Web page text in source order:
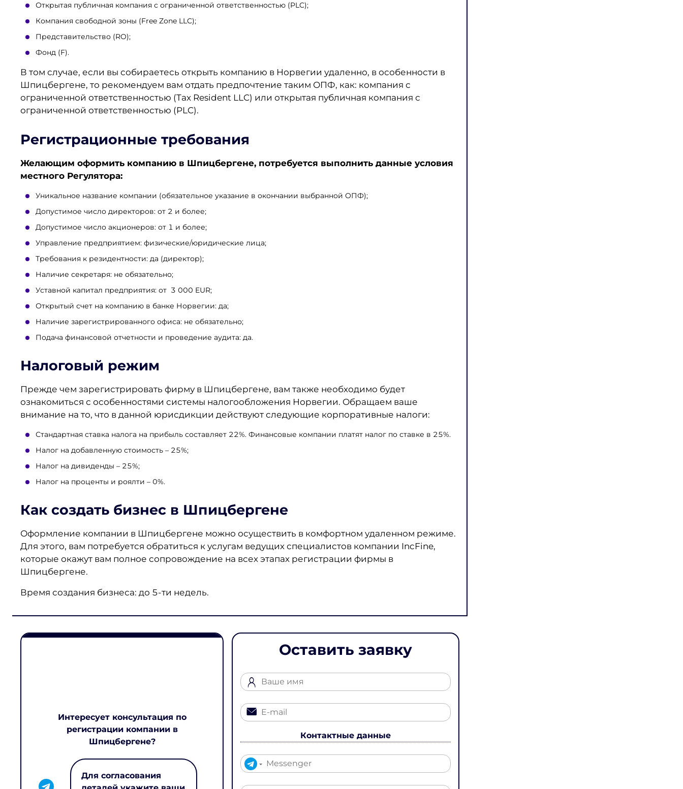
Открытая публичная компания с ограниченной ответственностью (PLC);
Компания свободной зоны (Free Zone LLC);
Представительство (RO);
Фонд (F).
В том случае, если вы собираетесь открыть компанию в Норвегии удаленно, в особенности в
Шпицбергене, то рекомендуем вам отдать предпочтение таким ОПФ, как: компания с
ограниченной ответственностью (Tax Resident LLC) или открытая публичная компания с
ограниченной ответственностью (PLC).
Регистрационные требования
Желающим оформить компанию в Шпицбергене, потребуется выполнить данные условия
местного Регулятора:
Уникальное название компании (обязательное указание в окончании выбранной ОПФ);
Допустимое число директоров: от 2 и более;
Допустимое число акционеров: от 1 и более;
Управление предприятием: физические/юридические лица;
Требования к резидентности: да (директор);
Наличие секретаря: не обязательно;
Уставной капитал предприятия: от 3 000 EUR;
Открытый счет на компанию в банке Норвегии: да;
Наличие зарегистрированного офиса: не обязательно;
Подача финансовой отчетности и проведение аудита: да.
Налоговый режим
Прежде чем зарегистрировать фирму в Шпицбергене, вам также необходимо будет
ознакомиться с особенностями системы налогообложения Норвегии. Обращаем ваше
внимание на то, что в данной юрисдикции действуют следующие корпоративные налоги:
Стандартная ставка налога на прибыль составляет 22%. Финансовые компании платят налог по ставке в 25%.
Налог на добавленную стоимость – 25%;
Налог на дивиденды – 25%;
Налог на проценты и роялти – 0%.
Как создать бизнес в Шпицбергене
Оформление компании в Шпицбергене можно осуществить в комфортном удаленном режиме.
Для этого, вам потребуется обратиться к услугам ведущих специалистов компании IncFine,
которые окажут вам полное сопровождение на всех этапах регистрации фирмы в
Шпицбергене.
Время создания бизнеса: до 5-ти недель.
Интересует консультация по
регистрации компании в
Шпицбергене?
Для согласования
Оставить заявку
Контактные данные